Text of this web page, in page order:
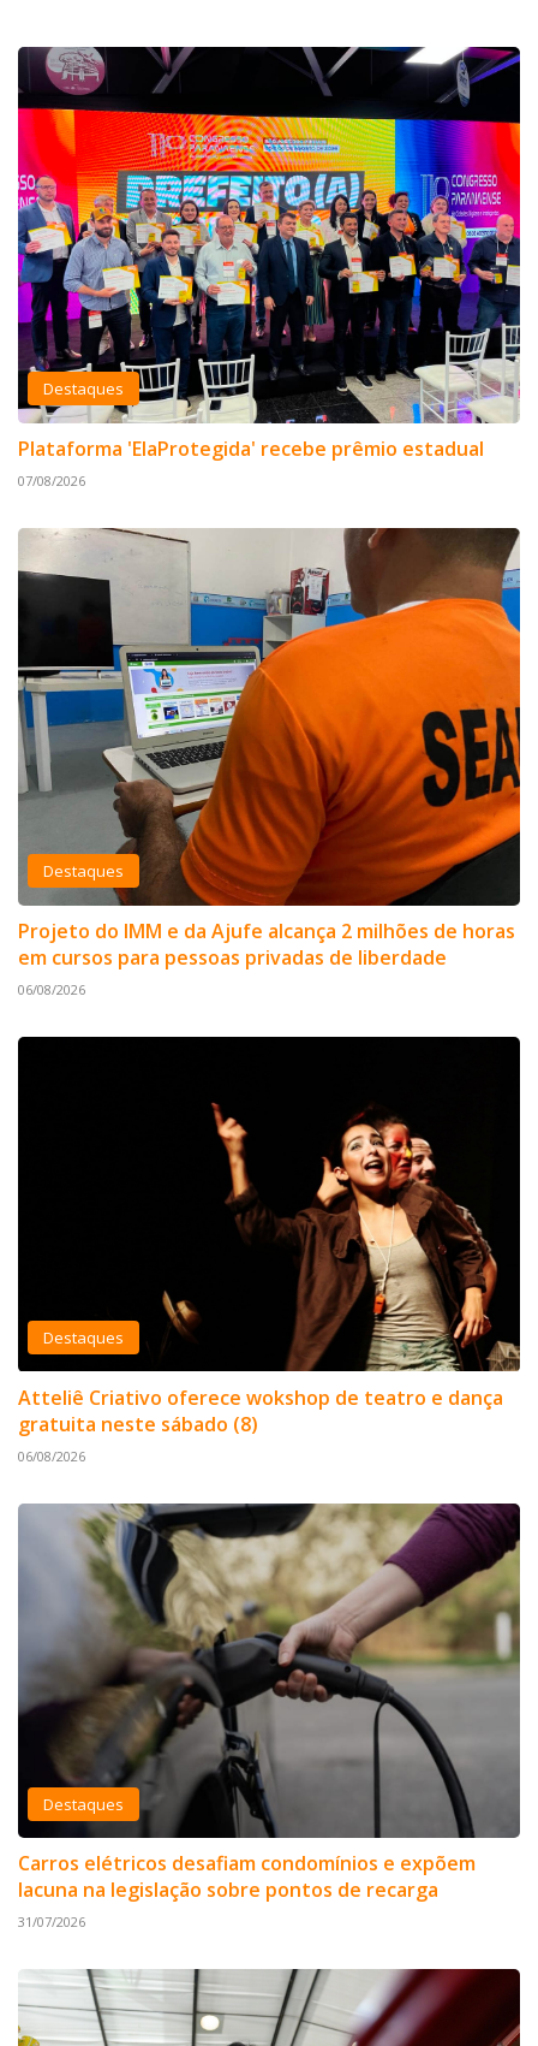
Destaques
Plataforma 'ElaProtegida' recebe prêmio estadual
07/08/2026
Destaques
Projeto do IMM e da Ajufe alcança 2 milhões de horas
em cursos para pessoas privadas de liberdade
06/08/2026
Destaques
Atteliê Criativo oferece wokshop de teatro e dança
gratuita neste sábado (8)
06/08/2026
Destaques
Carros elétricos desafiam condomínios e expõem
lacuna na legislação sobre pontos de recarga
31/07/2026